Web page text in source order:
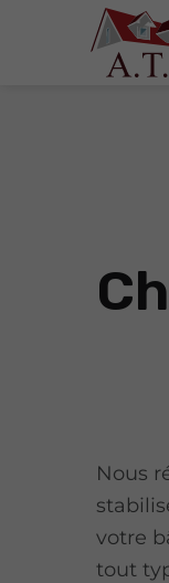
Nous
votre
tout